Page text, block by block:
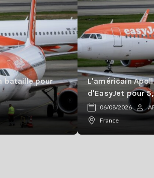
bataille pour
L'américain
d'EasyJet pour
06/08/2026
France